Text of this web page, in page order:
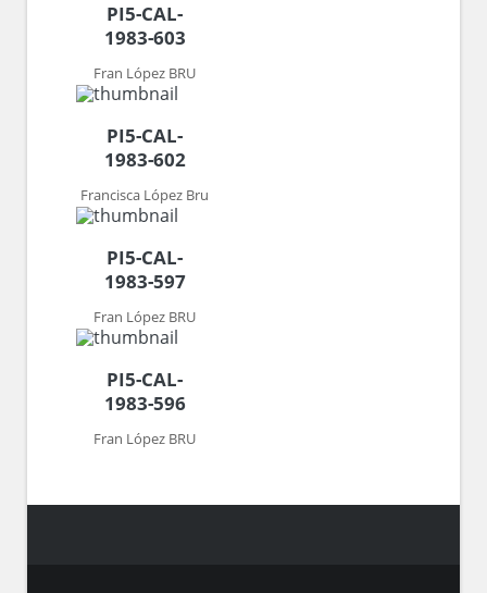
PI5-CAL-
1983-603
Fran López BRU
PI5-CAL-
1983-602
Francisca López Bru
PI5-CAL-
1983-597
Fran López BRU
PI5-CAL-
1983-596
Fran López BRU